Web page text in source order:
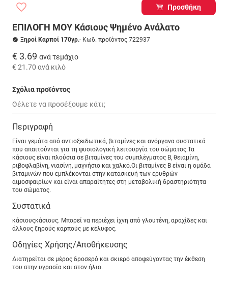
Προσθήκη
ΕΠΙΛΟΓΗ ΜΟΥ Κάσιους Ψημένο Ανάλατο
Ξηροί Καρποί 170γρ.- Κωδ. προϊόντος 722937
€ 3.69 ανά τεμάχιο
€ 21.70 ανά κιλό
Σχόλια προϊόντος
Περιγραφή
Είναι γεμάτα από αντιοξειδωτικά, βιταμίνες και ανόργανα συστατικά
που απαιτούνται για τη φυσιολογική λειτουργία του σώματος.Τα
κάσιους είναι πλούσια σε βιταμίνες του συμπλέγματος Β, θειαμίνη,
ριβοφλαβίνη, νιασίνη, μαγνήσιο και χαλκό.Οι βιταμίνες Β είναι η ομάδα
βιταμινών που εμπλέκονται στην κατασκευή των ερυθρών
αιμοσφαιρίων και είναι απαραίτητες στη μεταβολική δραστηριότητα
του σώματος.
Συστατικά
κάσιουςκάσιους. Μπορεί να περιέχει ίχνη από γλουτένη, αραχίδες και
άλλους ξηρούς καρπούς με κέλυφος.
Οδηγίες Χρήσης/Αποθήκευσης
Διατηρείται σε μέρος δροσερό και σκιερό αποφεύγοντας την έκθεση
του στην υγρασία και στον ήλιο.